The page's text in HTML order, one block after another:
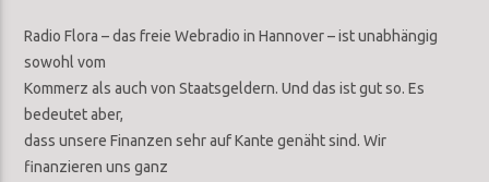
Radio Flora – das freie Webradio in Hannover – ist unabhängig
sowohl vom
Kommerz als auch von Staatsgeldern. Und das ist gut so. Es
bedeutet aber,
dass unsere Finanzen sehr auf Kante genäht sind. Wir
finanzieren uns ganz